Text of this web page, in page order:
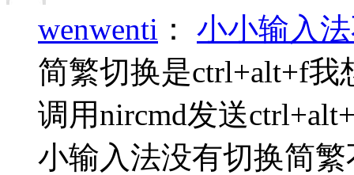
wenwenti ： 小小输入
简繁切换是ctrl+alt+f我
调用nircmd发送
小输入法没有切换简